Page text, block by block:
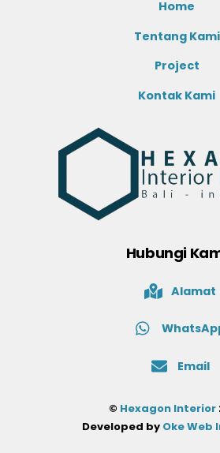
Home
Tentang Kami
Project
Kontak Kami
Hubungi
Alamat
Email
© Hexagon Interior
Developed by Oke Web